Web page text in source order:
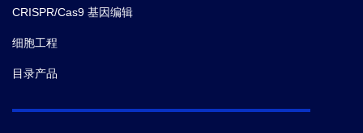
CRISPR/Cas9 基因编辑
细胞工程
目录产品